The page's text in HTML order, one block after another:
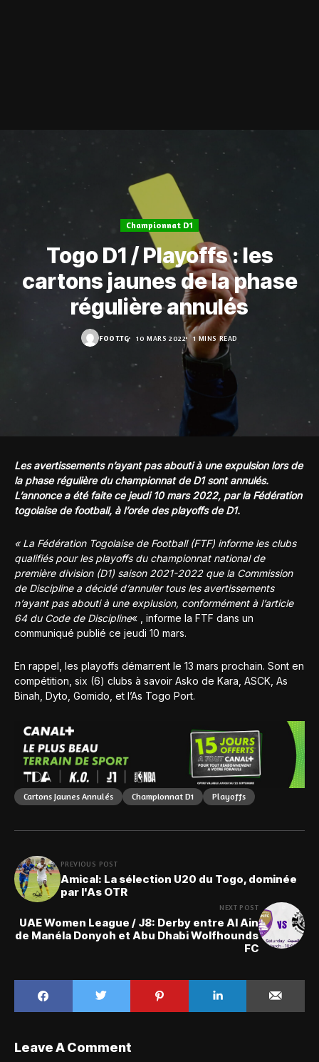
Championnat D1
Togo D1 / Playoffs : les
cartons jaunes de la phase
régulière annulés
FOOT.TG 10 MARS 2022 1 MINS READ
Les avertissements n’ayant pas abouti à une expulsion lors de
la phase régulière du championnat de D1 sont annulés.
L’annonce a été faite ce jeudi 10 mars 2022, par la Fédération
togolaise de football, à l’orée des playoffs de D1.
« La Fédération Togolaise de Football (FTF) informe les clubs
qualifiés pour les playoffs du championnat national de
première division (D1) saison 2021-2022 que la Commission
de Discipline a décidé d’annuler tous les avertissements
n’ayant pas abouti à une explusion, conformément à l’article
64 du Code de Discipline« , informe la FTF dans un
communiqué publié ce jeudi 10 mars.
En rappel, les playoffs démarrent le 13 mars prochain. Sont en
compétition, six (6) clubs à savoir Asko de Kara, ASCK, As
Binah, Dyto, Gomido, et l’As Togo Port.
Cartons Jaunes Annulés Championnat D1 Playoffs
PREVIOUS POST
Amical: La sélection U20 du Togo, dominée
par l'As OTR
NEXT POST
UAE Women League / J8: Derby entre Al Ain
de Manéla Donyoh et Abu Dhabi Wolfhounds
FC
Leave A Comment